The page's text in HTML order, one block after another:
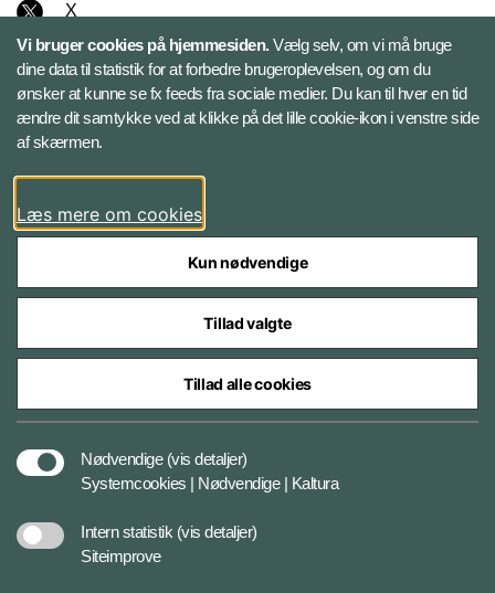
X
Instagram
Bluesky
LinkedIn
Styrelser og myndigheder under Forsvarsministeriet
Vi bruger cookies på hjemmesiden.Vælg selv, om vi må bruge
dine data til statistik for at forbedre brugeroplevelsen, og om du
ønsker at kunne se fx feeds fra sociale medier. Du kan til hver en tid
ændre dit samtykke ved at klikke på det lille cookie-ikon i venstre side
af skærmen.
Læs mere om cookies
Kun nødvendige
Tillad valgte
Tillad alle cookies
Nødvendige (vis detaljer)
Systemcookies | Nødvendige | Kaltura
Intern statistik (vis detaljer)
Siteimprove